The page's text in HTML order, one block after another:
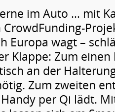
im Auto … mit
CrowdFunding-
Europa wagt –
Klappe: Zum
an der
Zum zweiten
per Qi lädt.